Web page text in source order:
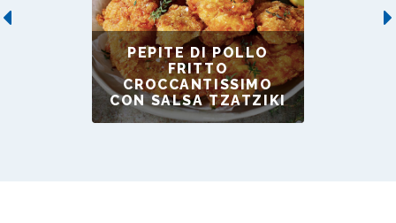
Previous
PEPITE DI POLLO
FRITTO
CROCCANTISSIMO
CON SALSA TZATZIKI